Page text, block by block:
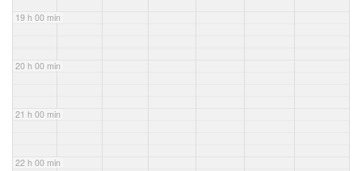
19 h 00 min
20 h 00 min
21 h 00 min
22 h 00 min